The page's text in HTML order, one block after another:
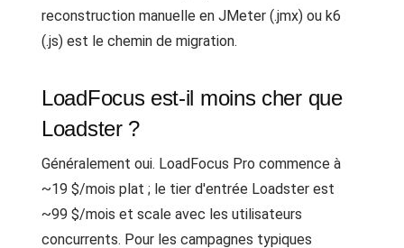
reconstruction manuelle en JMeter (.jmx) ou k6
(.js) est le chemin de migration.
LoadFocus est-il moins cher que
Loadster ?
Généralement oui. LoadFocus Pro commence à
~19 $/mois plat ; le tier d'entrée Loadster est
~99 $/mois et scale avec les utilisateurs
concurrents. Pour les campagnes typiques